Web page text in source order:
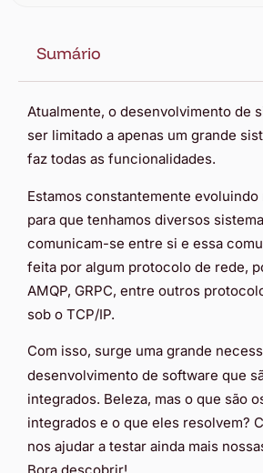
Atualmente, o desenvolvimento de
ser limitado a apenas um grande
faz todas as funcionalidades.
Estamos constantemente
para que tenhamos diversos
comunicam-se entre si e essa
feita por algum protocolo de rede,
AMQP, GRPC, entre outros
sob o TCP/IP.
Com isso, surge uma grande
desenvolvimento de software que
integrados. Beleza, mas o que são
integrados e o que eles resolvem?
nos ajudar a testar ainda mais
Sumário